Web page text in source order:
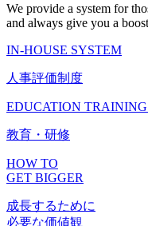
We provide a system for
and always give you a
IN-HOUSE SYSTEM
人事評価制度
EDUCATION
教育・研修
HOW TO
GET BIGGER
成長するために
必要な価値観